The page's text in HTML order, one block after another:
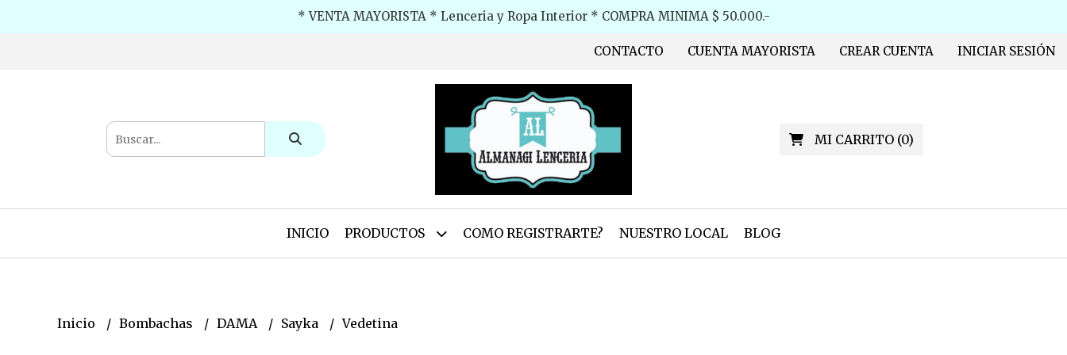
* VENTA MAYORISTA * Lenceria y Ropa Interior * COMPRA MINIMA $ 50.000.-
CONTACTO CUENTA MAYORISTA CREAR CUENTA INICIAR SESIÓN
MI CARRITO(0)
INICIO PRODUCTOS COMO REGISTRARTE? NUESTRO LOCAL BLOG
Inicio Bombachas DAMA Sayka Vedetina